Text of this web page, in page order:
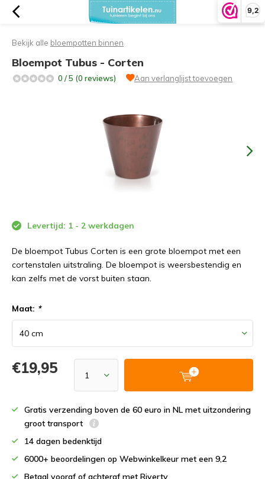
9,2
Bekijk alle bloempotten binnen
Bloempot Tubus - Corten
0 / 5 (0 reviews) Aan verlanglijst toevoegen
Levertijd: 1 - 2 werkdagen
De bloempot Tubus Corten is een grote bloempot met een
cortenstalen uitstraling. De bloempot is weersbestendig en
kan zelfs met de vorst buiten staan.
Maat: *
€19,95
Gratis verzending boven de 60 euro in NL met uitzondering
groot transport
14 dagen bedenktijd
6000+ beoordelingen op Webwinkelkeur met een 9,2
Betaal vooraf of achteraf met Riverty